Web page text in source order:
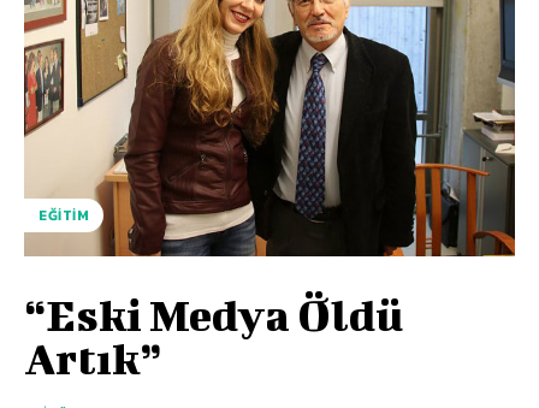
EĞITIM
“Eski Medya Öldü
Artık”